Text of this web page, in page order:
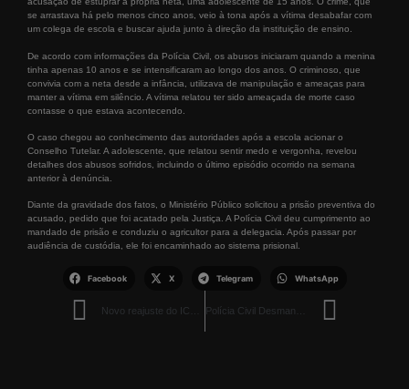
se arrastava há pelo menos cinco anos, veio à tona após a vítima desabafar com
um colega de escola e buscar ajuda junto à direção da instituição de ensino.
De acordo com informações da Polícia Civil, os abusos iniciaram quando a menina
tinha apenas 10 anos e se intensificaram ao longo dos anos. O criminoso, que
convivia com a neta desde a infância, utilizava de manipulação e ameaças para
manter a vítima em silêncio. A vítima relatou ter sido ameaçada de morte caso
contasse o que estava acontecendo.
O caso chegou ao conhecimento das autoridades após a escola acionar o
Conselho Tutelar. A adolescente, que relatou sentir medo e vergonha, revelou
detalhes dos abusos sofridos, incluindo o último episódio ocorrido na semana
anterior à denúncia.
Diante da gravidade dos fatos, o Ministério Público solicitou a prisão preventiva do
acusado, pedido que foi acatado pela Justiça. A Polícia Civil deu cumprimento ao
mandado de prisão e conduziu o agricultor para a delegacia. Após passar por
audiência de custódia, ele foi encaminhado ao sistema prisional.
Facebook X Telegram WhatsApp